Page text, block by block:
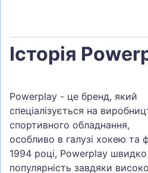
Історія
Powerplay - це бренд, який
спеціалізується на
спортивного обладнання,
особливо в галузі хокею та
1994 році, Powerplay
популярність завдяки